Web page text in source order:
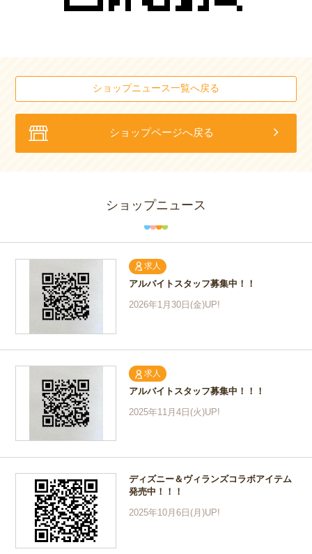
ショップニュース一覧へ戻る
ショップページへ戻る
ショップニュース
求人
アルバイトスタッフ募集中！！
2026年1月30日(金)UP!
求人
アルバイトスタッフ募集中！！！
2025年11月4日(火)UP!
ディズニー＆ヴィランズコラボアイテム
発売中！！！
2025年10月6日(月)UP!